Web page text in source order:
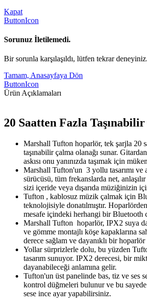
Kapat
ButtonIcon
Sorunuz İletilemedi.
Bir sorunla karşılaşıldı, lütfen tekrar deneyiniz.
Tamam, Anasayfaya Dön
ButtonIcon
Ürün Açıklamaları
20 Saatten Fazla
Marshall Tufton hoparlör, tek şarjla 20
taşınabilir çalma olanağı sunar.
askısı onu yanınızda taşımak için
Marshall Tufton'un 3 yollu tasarımı ve
sürücüsü, tüm frekanslarda net,
sizi içeride veya dışarıda müziğinizin
Tufton , kablosuz müzik çalmak için
teknolojisiyle donatılmıştır.
mesafe içindeki herhangi bir Bluetooth
Marshall Tufton hoparlör, IPX2 suya
ve gömme montajlı köşe kapaklarına
derece sağlam ve dayanıklı bir
Yollar sürprizlerle dolu, bu yüzden
tasarım sunuyor. IPX2 derecesi, bir
dayanabileceği anlamına gelir.
Tufton'un üst panelinde bas, tiz ve ses
kontrol düğmeleri bulunur ve bu
sese ince ayar yapabilirsiniz.